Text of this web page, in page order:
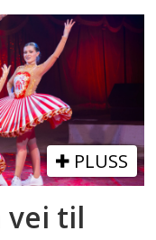
PLUSS
vei til